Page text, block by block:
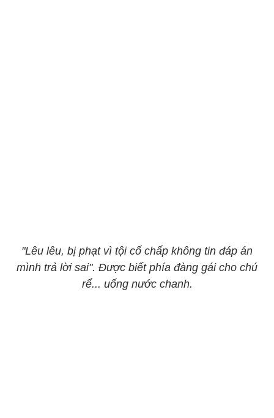
"Lêu lêu, bị phạt vì tội cố chấp không tin đáp án
mình trả lời sai". Được biết phía đàng gái cho chú
rể... uống nước chanh.